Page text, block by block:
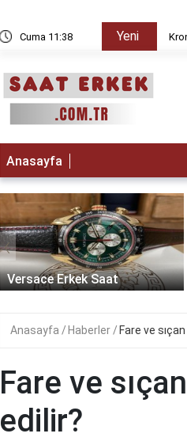
Cuma 11:38 Yeni
Anasayfa
Versace Erkek Saat
‹
Anasayfa Haberler Fare ve
Fare ve
edilir?